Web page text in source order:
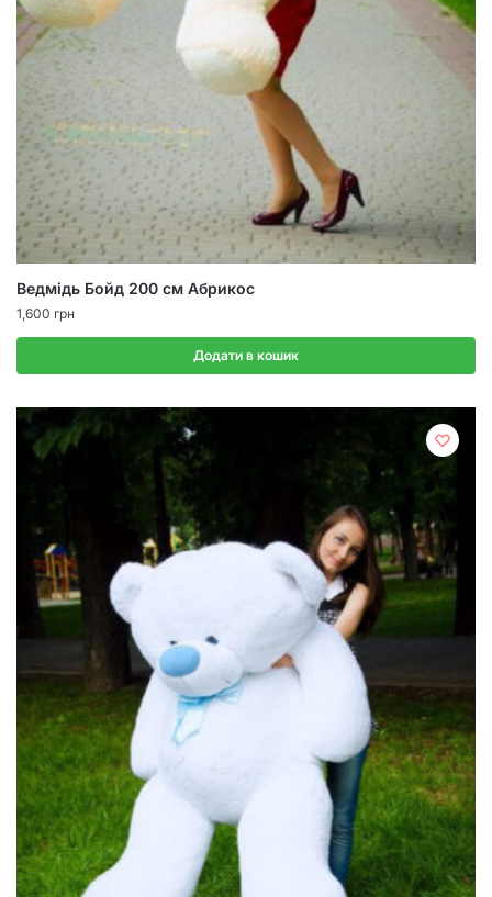
Ведмідь Бойд 200 см Абрикос
1,600 грн
Додати в кошик